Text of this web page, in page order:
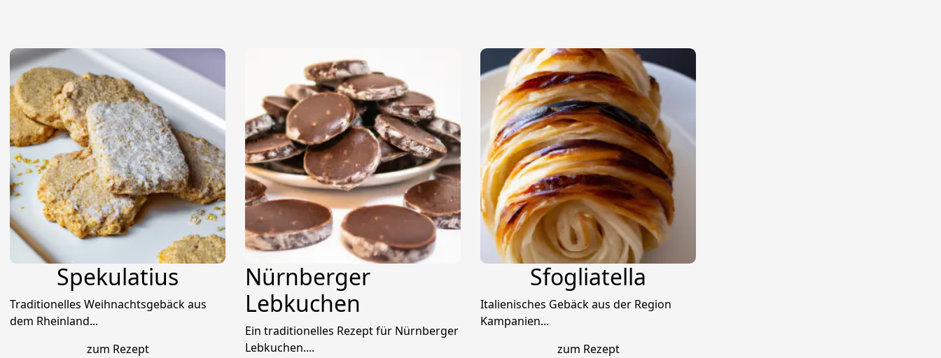
Spekulatius
Traditionelles Weihnachtsgebäck aus
dem Rheinland...
zum Rezept
Nürnberger
Lebkuchen
Ein traditionelles Rezept für Nürnberger
Lebkuchen....
Sfogliatella
Italienisches Gebäck aus der Region
Kampanien...
zum Rezept